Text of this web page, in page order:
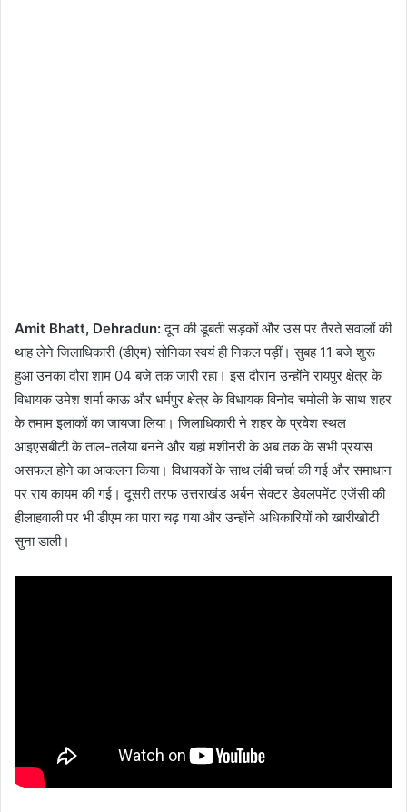
Amit Bhatt, Dehradun:दून की डूबती सड़कों और उस पर तैरते सवालों की
थाह लेने जिलाधिकारी (डीएम) सोनिका स्वयं ही निकल पड़ीं। सुबह 11 बजे शुरू
हुआ उनका दौरा शाम 04 बजे तक जारी रहा। इस दौरान उन्होंने रायपुर क्षेत्र के
विधायक उमेश शर्मा काऊ और धर्मपुर क्षेत्र के विधायक विनोद चमोली के साथ शहर
के तमाम इलाकों का जायजा लिया। जिलाधिकारी ने शहर के प्रवेश स्थल
आइएसबीटी के ताल-तलैया बनने और यहां मशीनरी के अब तक के सभी प्रयास
असफल होने का आकलन किया। विधायकों के साथ लंबी चर्चा की गई और समाधान
पर राय कायम की गई। दूसरी तरफ उत्तराखंड अर्बन सेक्टर डेवलपमेंट एजेंसी की
हीलाहवाली पर भी डीएम का पारा चढ़ गया और उन्होंने अधिकारियों को खारीखोटी
सुना डाली।